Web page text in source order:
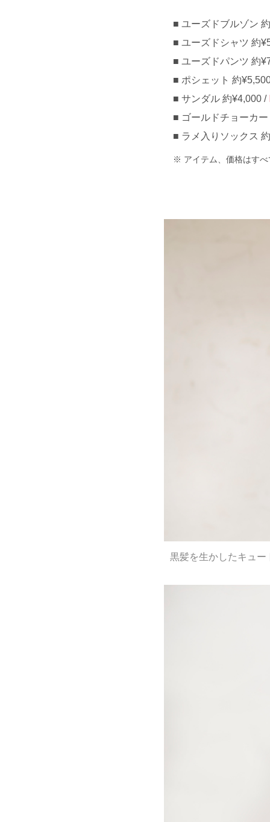
ユーズドブルゾン
ユーズドシャツ 約
ユーズドパンツ 約
ポシェット 約
サンダル 約¥4,000 /
ゴールドチョーカ
ラメ入りソックス
アイテム、価格はす
黒髪を生かしたキュ